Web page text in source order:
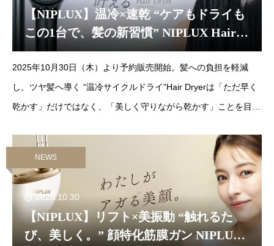
【NIPLUX】温冷×速乾 “ケアもドライも
この1台で、髪の新習慣” NIPLUX Hair
Dryerの発売を開始しました。
2025年10月30日（木）より予約販売開始。髪への負担を軽減
し、ツヤ髪へ導く “温冷サイクルドライ”Hair Dryerは「ただ早く
乾かす」だけではなく、「美しく守りながら乾かす」ことを目指
NEWS
2025.10.30
【NIPLUX】リフト×美振動 “触れるた
び、美しく。” 顔特化筋膜ガン NIPLUX